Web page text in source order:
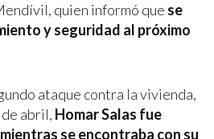
quien informó que se
y seguridad al próximo
ataque contra la vivienda,
abril, Homar Salas fue
se encontraba con su